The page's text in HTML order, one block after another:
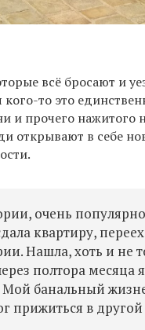
всё бросают и
то это
и прочего
открывают в себе
очень
квартиру,
Нашла, хоть и не
полтора месяца
Мой банальный
прижиться в другой